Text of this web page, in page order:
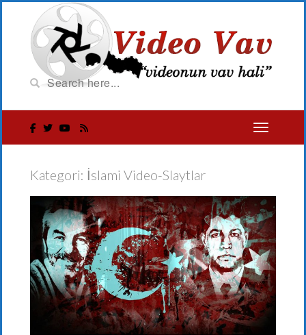
Kategori: İslami Video-Slaytlar